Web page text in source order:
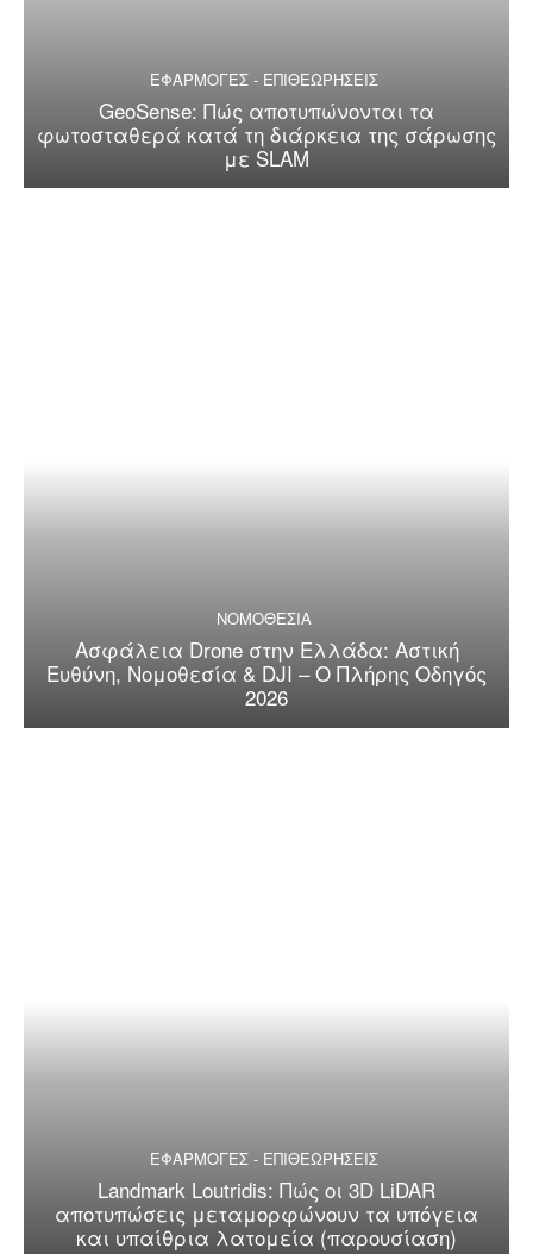
ΕΦΑΡΜΟΓΕΣ - ΕΠΙΘΕΩΡΗΣΕΙΣ
GeoSense: Πώς αποτυπώνονται τα
φωτοσταθερά κατά τη διάρκεια της σάρωσης
με SLAM
ΝΟΜΟΘΕΣΙΑ
Ασφάλεια Drone στην Ελλάδα: Αστική
Ευθύνη, Νομοθεσία & DJI – Ο Πλήρης Οδηγός
2026
ΕΦΑΡΜΟΓΕΣ - ΕΠΙΘΕΩΡΗΣΕΙΣ
Landmark Loutridis: Πώς οι 3D LiDAR
αποτυπώσεις μεταμορφώνουν τα υπόγεια
και υπαίθρια λατομεία (παρουσίαση)